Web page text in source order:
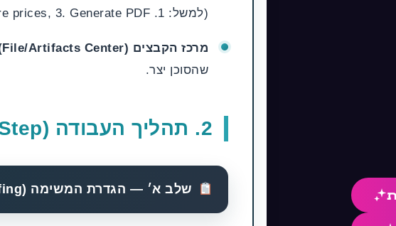
(למשל: 1. Search for vendors, 2. Compare prices, 3. Generate PDF).
מרכז הקבצים (File/Artifacts Center):
שהסוכן יצר.
2. תהליך העבודה (Step-by-Step)
שלב א׳ — הגדרת המשימה (Task Briefing)